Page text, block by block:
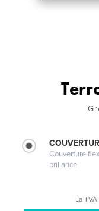
Couverture
brillance
La